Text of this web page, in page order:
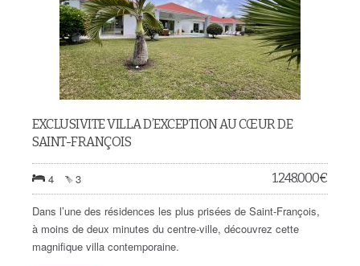
EXCLUSIVITE VILLA D’EXCEPTION AU CŒUR DE
SAINT-FRANÇOIS
4 3 1.248.000€
Dans l’une des résidences les plus prisées de Saint-François,
à moins de deux minutes du centre-ville, découvrez cette
magnifique villa contemporaine.